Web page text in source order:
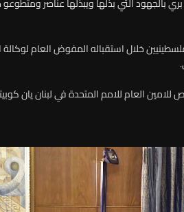
خلال استقباله المفوض العام
العام للامم المتحدة في لبنان يان